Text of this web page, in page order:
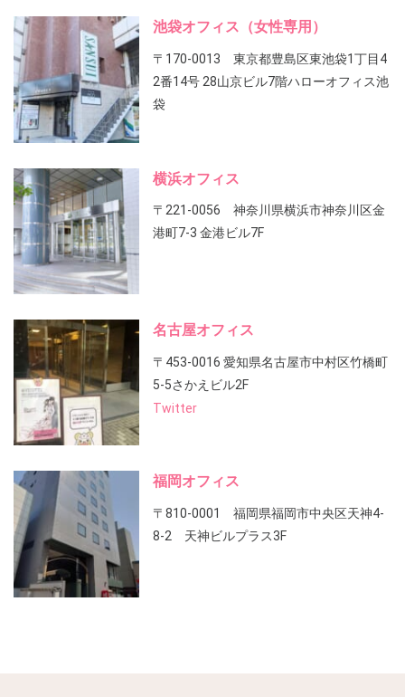
池袋オフィス（女性専用）
〒170-0013 東京都豊島区東池袋1丁目4
2番14号 28山京ビル7階ハローオフィス池
袋
横浜オフィス
〒221-0056 神奈川県横浜市神奈川区金
港町7-3 金港ビル7F
名古屋オフィス
〒453-0016 愛知県名古屋市中村区竹橋町
5-5さかえビル2F
Twitter
福岡オフィス
〒810-0001 福岡県福岡市中央区天神4-
8-2 天神ビルプラス3F